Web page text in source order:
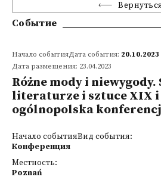
Событие
Начало событияДата события:
Дата размещения: 23.04.2023
Różne mody i
literaturze i sztuce XIX i
ogólnopolska
Начало событияВид события:
Конференция
Местность:
Poznań